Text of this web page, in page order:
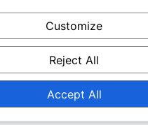
Customize
Reject All
Accept All